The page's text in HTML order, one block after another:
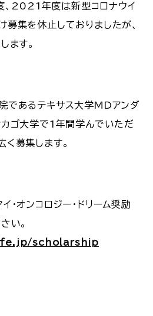
2021年度は新型コロナウイ
集を休止しておりましたが、
ます。
であるテキサス大学MDアンダ
カゴ大学で1年間学んでいただ
募集します。
・オンコロジー・ドリーム奨励
い。
scholarship